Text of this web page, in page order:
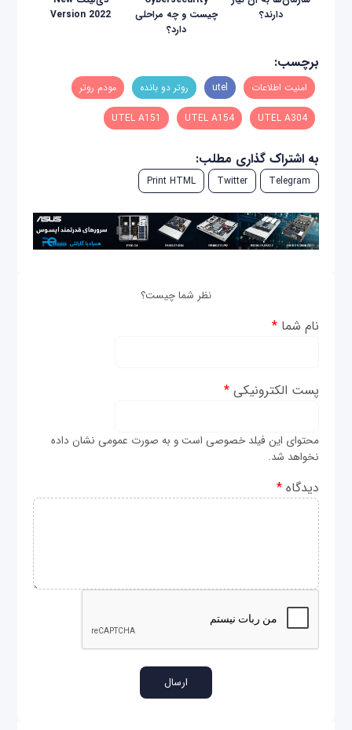
دارند؟
چیست و چه مراحلی
دارد؟
Version 2022
برچسب:
امنیت اطلاعات utel روتر دو بانده مودم روتر
UTEL A304
UTEL A154
UTEL A151
به اشتراک گذاری مطلب:
Telegram
Twitter
Print HTML
نظر شما چیست؟
نام شما*
پست الکترونیکی*
محتوای این فیلد خصوصی است و به صورت عمومی نشان داده
نخواهد شد.
دیدگاه*